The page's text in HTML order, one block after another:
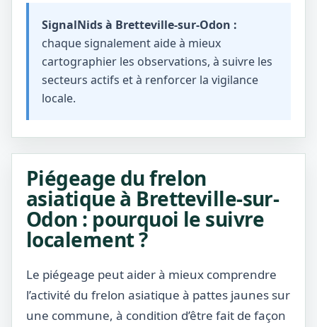
SignalNids à Bretteville-sur-Odon :
chaque signalement aide à mieux
cartographier les observations, à suivre les
secteurs actifs et à renforcer la vigilance
locale.
Piégeage du frelon
asiatique à Bretteville-sur-
Odon : pourquoi le suivre
localement ?
Le piégeage peut aider à mieux comprendre
l’activité du frelon asiatique à pattes jaunes sur
une commune, à condition d’être fait de façon